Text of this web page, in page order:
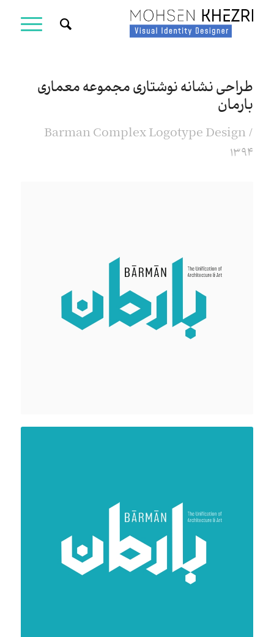
طراحی نشانه نوشتاری مجموعه معماری
بارمان
Barman Complex Logotype Design /
1394